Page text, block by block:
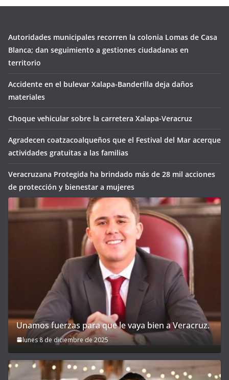
Autoridades municipales recorren la colonia Lomas de Casa
Blanca; dan seguimiento a gestiones ciudadanas en
territorio
Accidente en el bulevar Xalapa-Banderilla deja daños
materiales
Choque vehicular sobre la carretera Xalapa-Veracruz
Agradecen coatzacoalqueños que el Festival del Mar acerque
actividades gratuitas a las familias
Veracruzana Protegida ha brindado más de 28 mil acciones
de protección y bienestar a mujeres
Unamos fuerzas para que le vaya bien a Veracruz.
lunes 8 de diciembre de 2025